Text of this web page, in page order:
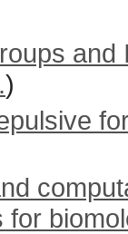
and
)
for